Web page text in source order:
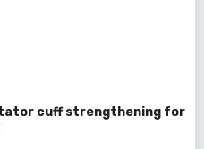
cuff strengthening for